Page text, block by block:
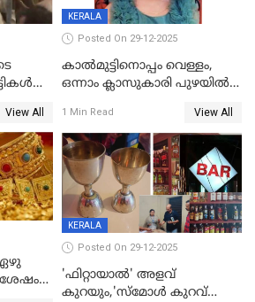
View All
KERALA
Posted On 29-12-2025
കാൽമുട്ടിനൊപ്പം വെള്ളം,
ഒന്നാം ക്ലാസുകാരി പുഴയിൽ
കുട്ടികൾക്കൊപ്പം
കളിക്കുന്നതിനിടെ
1 Min Read View All
ഏഴു
KERALA
Posted On 29-12-2025
'ഫിറ്റായാൽ' അളവ്
കുറയും,'സ്‌മോൾ കുറവ്